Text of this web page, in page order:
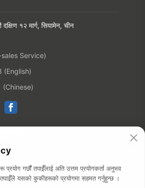
१२ मार्ग, सियामेन, चीन
Service)
प्रयोग गर्छौं तपाईँलाई अति उत्तम प्रयोगकर्ता अनुभव
तपाईँले यसको कुकीहरूको प्रयोगमा सहमत गर्नुहुन्छ ।